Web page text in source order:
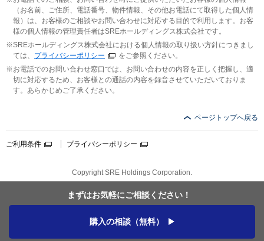
まずはお気軽にご相談ください！
購入の相談（無料）
（お名前、ご住所、電話番号、物件情報、その他お電話にて取得した個人情
報）は、お客様のご相談やお問い合わせに対応する目的で利用します。お客
様の個人情報の管理責任者はSREホールディングス株式会社です。
SREホールディングス株式会社における個人情報の取り扱い方針につきまし
ては、 プライバシーポリシー
をご参照ください。
お電話でのお問い合わせ窓口では、お問い合わせの内容を正しく把握し、適
切に対応するため、お客様との通話の内容を録音させていただいておりま
す。あらかじめご了承ください。
ページトップへ戻る
ご利用条件 プライバシーポリシー
Copyright SRE Holdings Corporation.